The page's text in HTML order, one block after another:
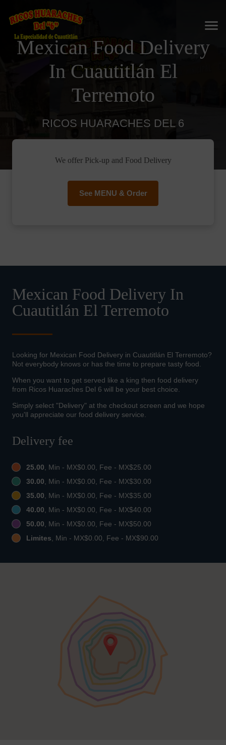
Mexican Food Delivery
In Cuautitlán El
Terremoto
RICOS HUARACHES DEL 6
We offer Pick-up and Food Delivery
See MENU & Order
Mexican Food Delivery In
Cuautitlán El Terremoto
Looking for Mexican Food Delivery in Cuautitlán El Terremoto?
Not everybody knows or has the time to prepare tasty food.
When you want to get served like a king then food delivery
from Ricos Huaraches Del 6 will be your best choice.
Simply select "Delivery" at the checkout screen and we hope
you'll appreciate our food delivery service.
Delivery fee
25.00, Min - MX$0.00, Fee - MX$25.00
30.00, Min - MX$0.00, Fee - MX$30.00
35.00, Min - MX$0.00, Fee - MX$35.00
40.00, Min - MX$0.00, Fee - MX$40.00
50.00, Min - MX$0.00, Fee - MX$50.00
Limites, Min - MX$0.00, Fee - MX$90.00